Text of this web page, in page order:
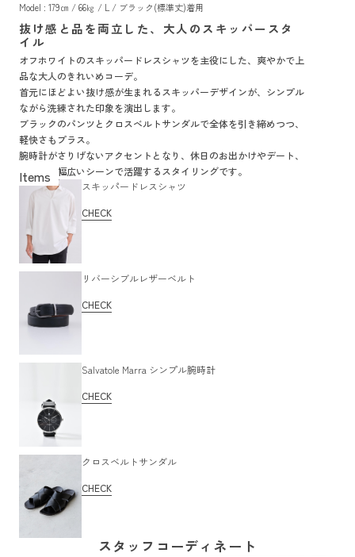
Model : 179㎝ / 66㎏ / L / ブラック(標準丈)着用
抜け感と品を両立した、大人のスキッパースタ
イル
オフホワイトのスキッパードレスシャツを主役にした、爽やかで上
品な大人のきれいめコーデ。
首元にほどよい抜け感が生まれるスキッパーデザインが、シンプル
ながら洗練された印象を演出します。
ブラックのパンツとクロスベルトサンダルで全体を引き締めつつ、
軽快さもプラス。
腕時計がさりげないアクセントとなり、休日のお出かけやデート、
食事など幅広いシーンで活躍するスタイリングです。
スキッパードレスシャツ
CHECK
リバーシブルレザーベルト
CHECK
Salvatole Marra シンプル腕時計
CHECK
クロスベルトサンダル
CHECK
スタッフコーディネート